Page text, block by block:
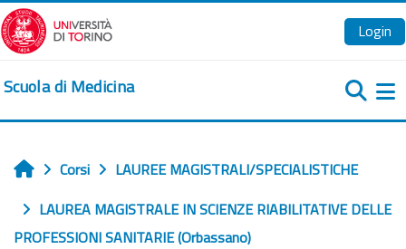
Vai al contenuto principale
Login
Scuola di Medicina
Home
Corsi
LAUREE MAGISTRALI/SPECIALISTICHE
LAUREA MAGISTRALE IN SCIENZE RIABILITATIVE DELLE
PROFESSIONI SANITARIE (Orbassano)